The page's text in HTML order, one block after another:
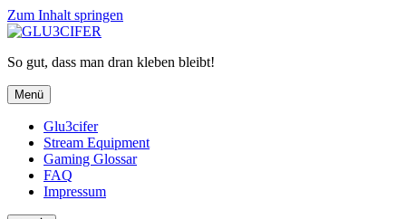
Zum Inhalt springen
So gut, dass man dran kleben bleibt!
Menü
Glu3cifer
Stream Equipment
Gaming Glossar
FAQ
Impressum